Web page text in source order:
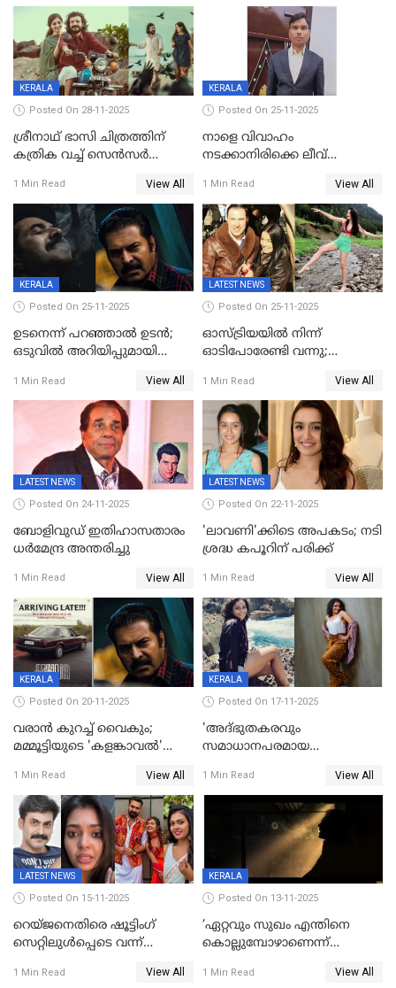
കൃത്രിമക്കാല്‍ നല്‍കാമെന്ന്
താരം, വീട്
നിര്‍മിക്കുന്നതിനുള്ള
ഇടപെടലും നടത്തും
KERALA
Posted On 28-11-2025
ശ്രീനാഥ് ഭാസി ചിത്രത്തിന്
കത്രിക വച്ച് സെൻസർ
മാറ്റണം';പൊങ്കാല റിലീസ് മാറ്റി
1 Min Read View All
KERALA
Posted On 25-11-2025
നാളെ വിവാഹം
നടക്കാനിരിക്കെ ലീവ്
സൂപ്പർവൈസർ
ജീവനൊടുക്കി
1 Min Read View All
KERALA
Posted On 25-11-2025
ഉടനെന്ന് പറഞ്ഞാൽ ഉടൻ;
ഒടുവിൽ അറിയിപ്പുമായി
റിലീസ് തീയതി പുറത്ത്
1 Min Read View All
LATEST NEWS
Posted On 25-11-2025
ഓസ്ട്രിയയിൽ നിന്ന്
ഓടിപോരേണ്ടി വന്നു;
ശാരീരികമായും ഉപദ്രവിച്ചു;
ഭർത്താവിനെതിരെ 50 കോടി
രൂപ നഷ്ടപരിഹാരം
ആവശ്യപ്പെട്ട് മുൻ മിസ് ഇന്ത്യ
1 Min Read View All
LATEST NEWS
Posted On 24-11-2025
ബോളിവുഡ് ഇതിഹാസതാരം
ധർമേന്ദ്ര അന്തരിച്ചു
1 Min Read View All
LATEST NEWS
Posted On 22-11-2025
'ലാവണി'ക്കിടെ അപകടം; നടി
ശ്രദ്ധ കപൂറിന് പരിക്ക്
1 Min Read View All
KERALA
Posted On 20-11-2025
വരാൻ കുറച്ച് വൈകും;
മമ്മൂട്ടിയുടെ 'കളങ്കാവൽ'
1 Min Read View All
KERALA
Posted On 17-11-2025
'അദ്‌ഭുതകരവും
സമാധാനപരമായ
വിവാഹമോചിതയായെന്ന് മീര
വാസുദേവൻ
1 Min Read View All
LATEST NEWS
Posted On 15-11-2025
റെയ്ജനെതിരെ ഷൂട്ടിംഗ്
സെറ്റിലുൾപ്പെടെ വന്ന്
ബിയര്‍ കുപ്പി തലയ്ക്ക് അടിച്ച്
1 Min Read View All
KERALA
Posted On 13-11-2025
‘ഏറ്റവും സുഖം എന്തിനെ
കൊല്ലുമ്പോഴാണെന്ന്
വില്ലത്തരത്തിന്റെ അങ്ങേയറ്റം;
1 Min Read View All